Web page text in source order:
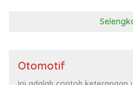
Otomotif
Ini adalah contoh keterangan